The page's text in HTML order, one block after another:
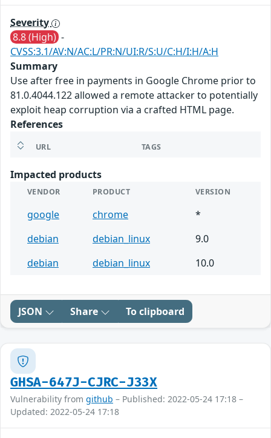
Severity
8.8 (High) -
CVSS:3.1/AV:N/AC:L/PR:N/UI:R/S:U/C:H/I:H/A:H
Summary
Use after free in payments in Google Chrome prior to
81.0.4044.122 allowed a remote attacker to potentially
exploit heap corruption via a crafted HTML page.
References
URL TAGS
Impacted products
VENDOR PRODUCT VERSION
google chrome
*
debian
debian_linux
9.0
debian
debian_linux 10.0
JSON Share To clipboard
GHSA-647J-CJRC-J33X
Vulnerability from github – Published: 2022-05-24 17:18 –
Updated: 2022-05-24 17:18